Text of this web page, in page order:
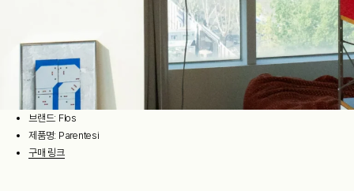
브랜드: Flos
제품명: Parentesi
구매 링크